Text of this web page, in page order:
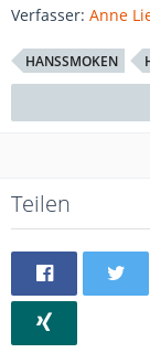
Verfasser: Anne
HANSSMOKEN
Teilen